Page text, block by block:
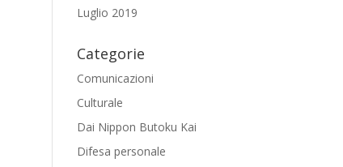
Luglio 2019
Categorie
Comunicazioni
Culturale
Dai Nippon Butoku Kai
Difesa personale